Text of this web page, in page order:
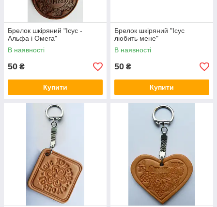
Брелок шкіряний "Ісус -
Альфа і Омега"
В наявності
50 ₴
Купити
Брелок шкіряний "Ісус
любить мене"
В наявності
50 ₴
Купити